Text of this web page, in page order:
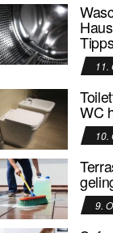
11.
WC
10.
9.